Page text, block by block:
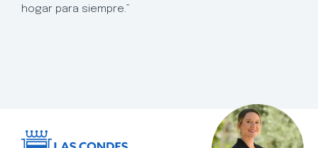
hogar para siempre.”